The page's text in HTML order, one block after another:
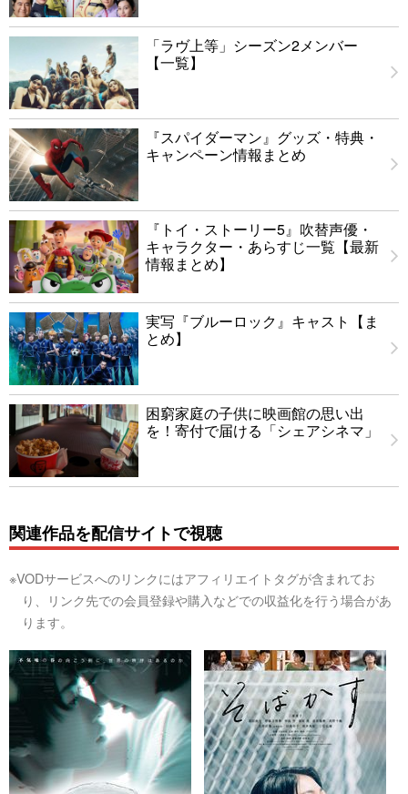
「ラヴ上等」シーズン2メンバー
【一覧】
『スパイダーマン』グッズ・特典・
キャンペーン情報まとめ
『トイ・ストーリー5』吹替声優・
キャラクター・あらすじ一覧【最新
情報まとめ】
実写『ブルーロック』キャスト【ま
とめ】
困窮家庭の子供に映画館の思い出
を！寄付で届ける「シェアシネマ」
関連作品を配信サイトで視聴
※VODサービスへのリンクにはアフィリエイトタグが含まれてお
り、リンク先での会員登録や購入などでの収益化を行う場合があ
ります。